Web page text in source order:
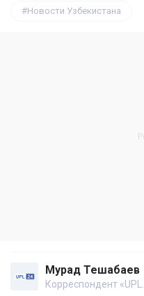
Новости Узбекистана
Мурад Тешабаев
Корреспондент